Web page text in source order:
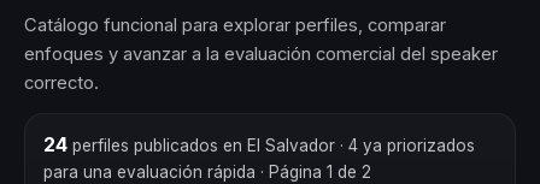
Catálogo funcional para explorar perfiles, comparar
enfoques y avanzar a la evaluación comercial del speaker
correcto.
24perfiles publicados en El Salvador · 4 ya priorizados
para una evaluación rápida · Página 1 de 2